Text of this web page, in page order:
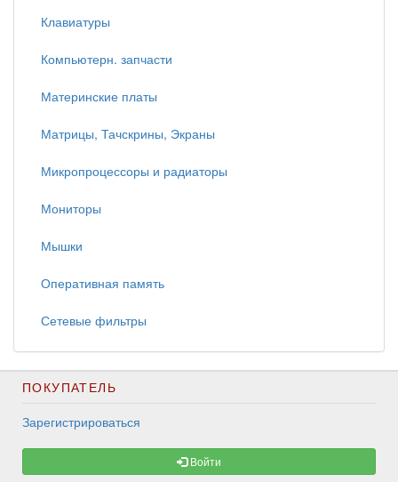
Клавиатуры
Компьютерн. запчасти
Материнские платы
Матрицы, Тачскрины, Экраны
Микропроцессоры и радиаторы
Мониторы
Мышки
Оперативная память
Сетевые фильтры
ПОКУПАТЕЛЬ
Зарегистрироваться
Войти